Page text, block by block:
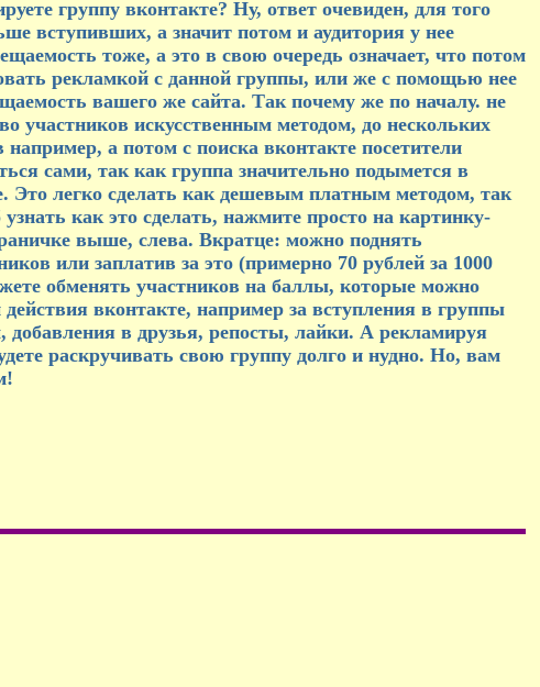
группу вконтакте? Ну, ответ очевиден, для того
вступивших, а значит потом и аудитория у нее
тоже, а это в свою очередь означает, что потом
рекламкой с данной группы, или же с помощью нее
вашего же сайта. Так почему же по началу. не
участников искусственным методом, до нескольких
а потом с поиска вконтакте посетители
сами, так как группа значительно подымется в
Это легко сделать как дешевым платным методом, так
как это сделать, нажмите просто на картинку-
выше, слева. Вкратце: можно поднять
или заплатив за это (примерно 70 рублей за 1000
обменять участников на баллы, которые можно
вконтакте, например за вступления в группы
в друзья, репосты, лайки. А рекламируя
раскручивать свою группу долго и нудно. Но, вам